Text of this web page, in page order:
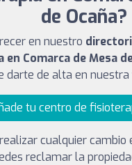
de Ocaña?
en nuestro
Comarca de Mesa
darte de alta en nuestra
tu centro de
cualquier cambio
reclamar la